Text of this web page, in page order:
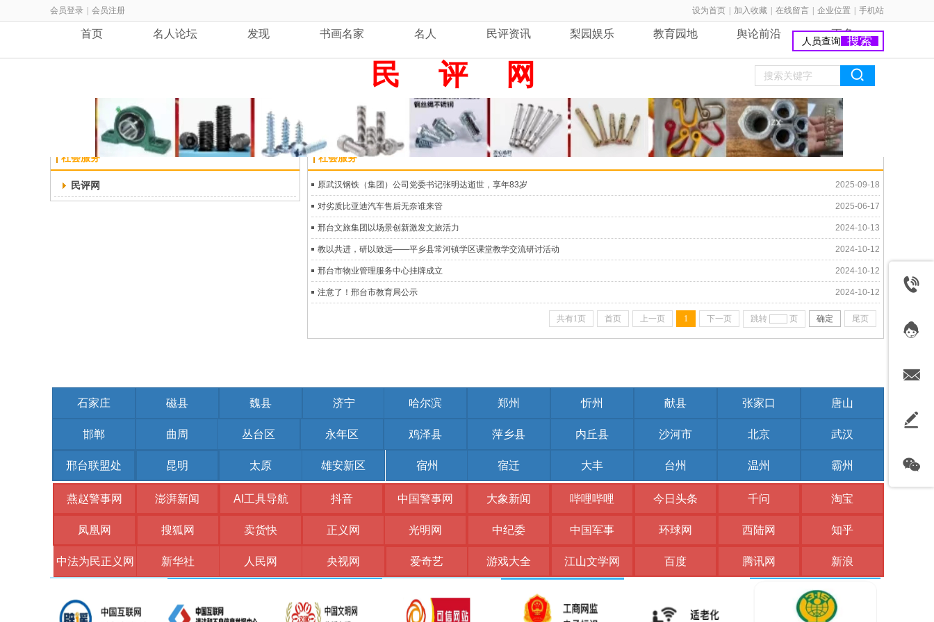
民 评 网
搜索
会员登录 会员注册 设为首页 加入收藏 在线留言 企业位置 手机站
首页 名人论坛 发现 书画名家 名人 民评资讯 梨园娱乐 教育园地 舆论前沿 更多
社会服务
社会服务
民评网
社会服务
原武汉钢铁（集团）公司党委书记张明达逝世，享年83岁 2025-09-18
对劣质比亚迪汽车售后无奈谁来管 2025-06-17
邢台文旅集团以场景创新激发文旅活力 2024-10-13
教以共进，研以致远——平乡县常河镇学区课堂教学交流研讨活动 2024-10-12
邢台市物业管理服务中心挂牌成立 2024-10-12
注意了！邢台市教育局公示 2024-10-12
共有1页 首页 上一页 1 下一页 跳转 页 确定 尾页
中法为民正义网 新华社 人民网 央视网 爱奇艺
邢台联盟处 昆明 太原 雄安新区 宿州 宿迁 大丰 台州 温州 霸州
邯郸 曲周 丛台区 永年区 鸡泽县 萍乡县 内丘县 沙河市 北京 武汉
石家庄 磁县 魏县 济宁 哈尔滨 郑州 忻州 献县 张家口 唐山
游戏大全 江山文学网 百度 腾讯网 新浪
凤凰网 搜狐网 卖货快 正义网 光明网 中纪委 中国军事 环球网 西陆网 知乎
燕赵警事网 澎湃新闻 AI工具导航 抖音 中国警事网 大象新闻 哔哩哔哩 今日头条 千问 淘宝